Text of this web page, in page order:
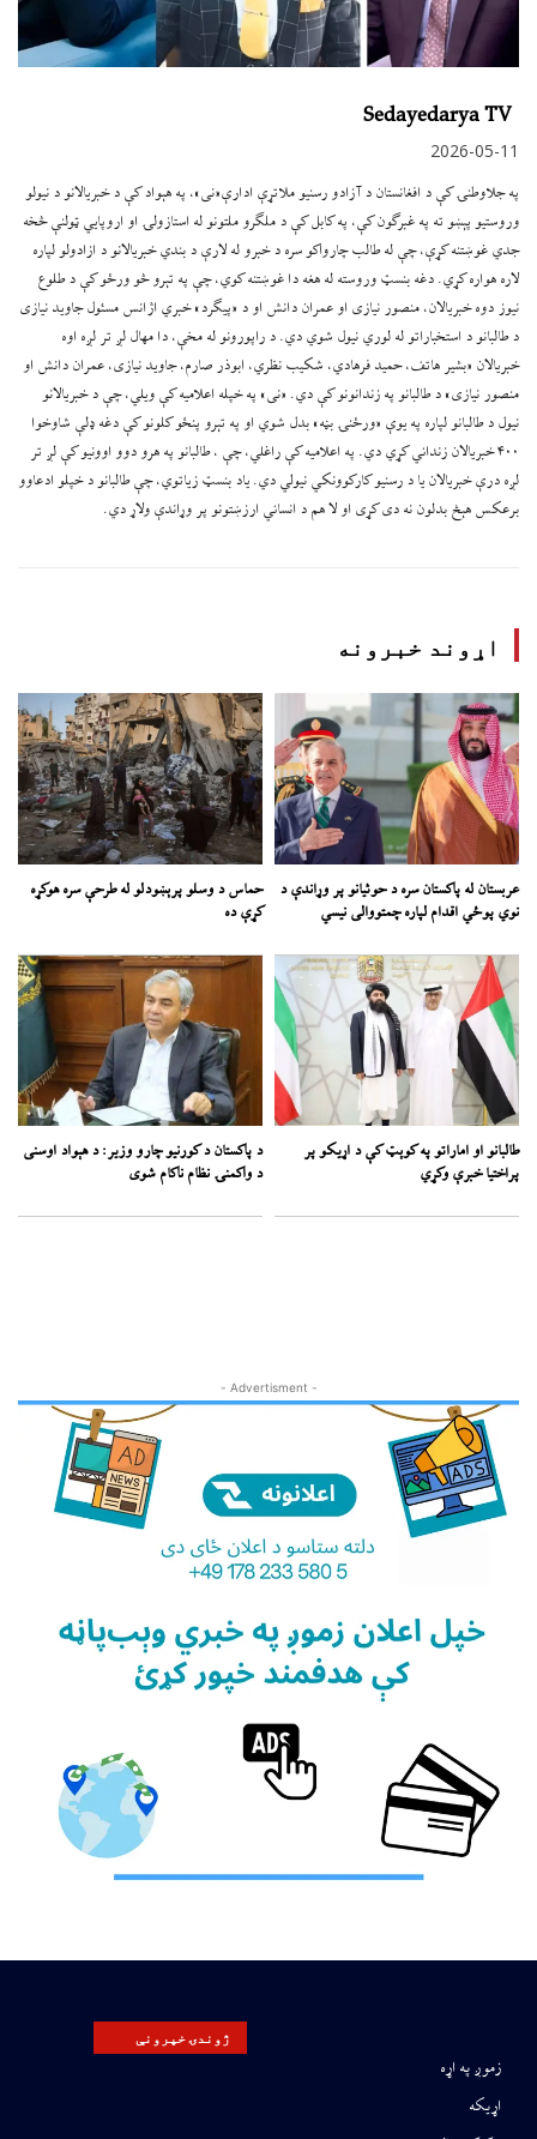
Sedayedarya TV
2026-05-11
په جلاوطنۍ کې د افغانستان د آزادو رسنیو ملاتړې ادارې«نی»، په هېواد کې د خبریالانو د نیولو
وروستیو پېښو ته په غبرګون کې، په کابل کې د ملګرو ملتونو له استازولۍ او اروپایي ټولنې څخه
جدي غوښتنه کړې، چې له طالب چارواکو سره د خبرو له لارې د بندي خبریالانو د ازادولو لپاره
لاره هواره کړي. دغه بنسټ وروسته له هغه دا غوښتنه کوي، چې په تېرو څو ورځو کې د طلوع
نیوز دوه خبریالان، منصور نیازی او عمران دانش او د «پیګرد» خبري اژانس مسئول جاوید نیازی
د طالبانو د استخباراتو له لوري نیول شوي دي. د راپورونو له مخې، دا مهال لږ تر لږه اوه
خبریالان «بشیر هاتف، حمید فرهادي، شکیب نظري، ابوذر صارم، جاوید نیازی، عمران دانش او
منصور نیازی» د طالبانو په زندانونو کې دي. «نی» په خپله اعلامیه کې ویلي، چې د خبریالانو
نیول د طالبانو لپاره په یوې «ورځنۍ بڼه» بدل شوي او په تېرو پنځو کلونو کې دغه ډلې شاوخوا
۴۰۰ خبریالان زنداني کړي دي. په اعلامیه کې راغلي، چې ، طالبانو په هرو دوو اوونیو کې لږ تر
لږه درې خبریالان یا د رسنیو کارکوونکي نیولي دي. یاد بنسټ زیاتوي، چې طالبانو د خپلو ادعاوو
برعکس هېڅ بدلون نه دی کړی او لا هم د انساني ارزښتونو پر وړاندې ولاړ دي.
اړوند خبرونه
عربستان له پاکستان سره د حوثیانو پر وړاندې د
نوي پوځي اقدام لپاره چمتووالی نیسي
حماس د وسلو پرېښودلو له طرحې سره هوکړه
کړې ده
طالبانو او اماراتو په کوېټ کې د اړیکو پر
پراختیا خبرې وکړي
د پاکستان د کورنیو چارو وزیر: د هېواد اوسنی
د واکمنۍ نظام ناکام شوی
- Advertisment -
ژوندۍ خپرونې
زموږ په اړه
اړیکه